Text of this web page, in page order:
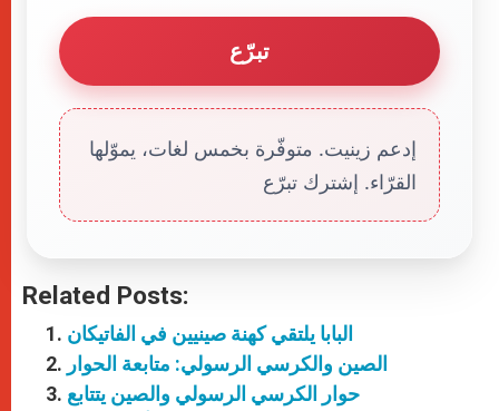
تبرّع
إدعم زينيت. متوفّرة بخمس لغات، يموّلها
القرّاء. إشترك تبرّع
Related Posts:
البابا يلتقي كهنة صينيين في الفاتيكان
الصين والكرسي الرسولي: متابعة الحوار
حوار الكرسي الرسولي والصين يتتابع